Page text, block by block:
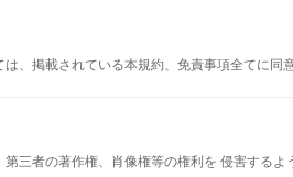
、掲載されている本規約、免責事項全てに同
三者の著作権、肖像権等の権利を 侵害するよ